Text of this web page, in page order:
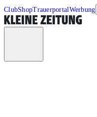
ClubShopTrauerportalWerbung